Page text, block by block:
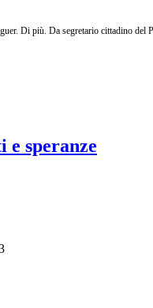
Di più. Da segretario cittadino
e speranze